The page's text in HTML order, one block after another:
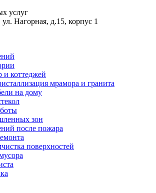
услуг
Нагорная, д.15, корпус 1
и коттеджей
мрамора и гранита
на дому
зон
после пожара
поверхностей